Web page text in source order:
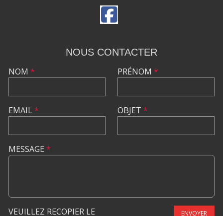
NOUS CONTACTER
NOM *
EMAIL*
PRÉNOM *
OBJET *
MESSAGE *
VEUILLEZ RECOPIER LE ENVOYER